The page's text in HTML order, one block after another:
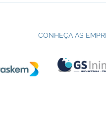
CONHEÇA AS